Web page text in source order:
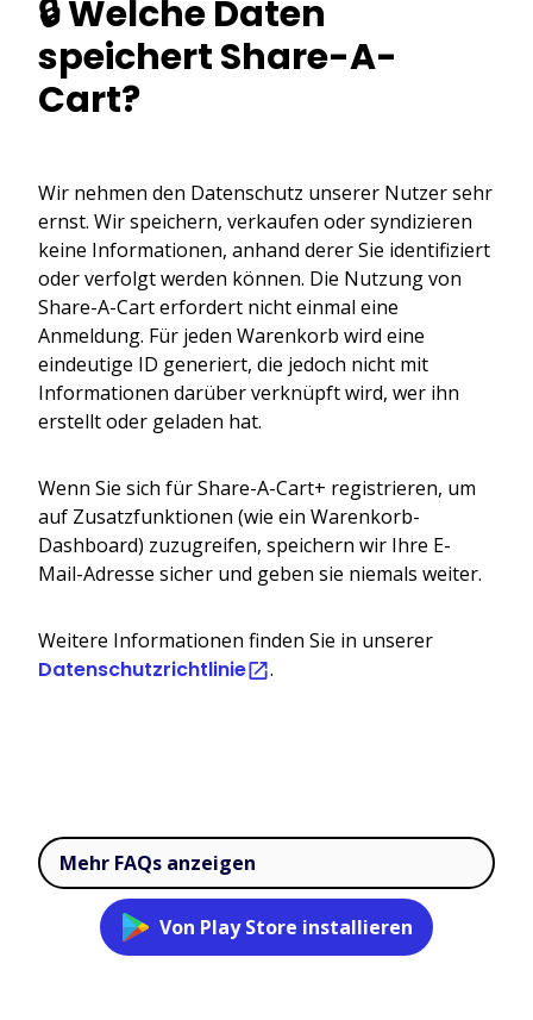
🔒 Welche Daten
speichert Share-A-
Cart?
Wir nehmen den Datenschutz unserer Nutzer sehr
ernst. Wir speichern, verkaufen oder syndizieren
keine Informationen, anhand derer Sie identifiziert
oder verfolgt werden können. Die Nutzung von
Share-A-Cart erfordert nicht einmal eine
Anmeldung. Für jeden Warenkorb wird eine
eindeutige ID generiert, die jedoch nicht mit
Informationen darüber verknüpft wird, wer ihn
erstellt oder geladen hat.
Wenn Sie sich für Share-A-Cart+ registrieren, um
auf Zusatzfunktionen (wie ein Warenkorb-
Dashboard) zuzugreifen, speichern wir Ihre E-
Mail-Adresse sicher und geben sie niemals weiter.
Weitere Informationen finden Sie in unserer
Datenschutzrichtlinie .
Mehr FAQs anzeigen
Von Play Store installieren